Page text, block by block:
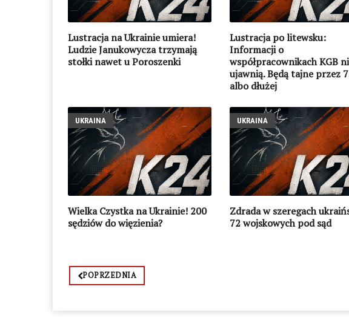
Lustracja na Ukrainie umiera!
Ludzie Janukowycza trzymają
stołki nawet u Poroszenki
Lustracja po litewsku:
Informacji o
współpracownikach KGB
ujawnią. Będą tajne przez
albo dłużej
UKRAINA
Wielka Czystka na Ukrainie! 200
sędziów do więzienia?
UKRAINA
Zdrada w szeregach
72 wojskowych pod sąd
POPRZEDNIA